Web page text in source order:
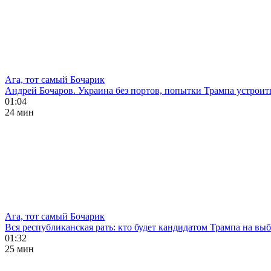
Ага, тот самый Бочарик
Андрей Бочаров. Украина без портов, попытки Трампа
01:04
24 мин
Ага, тот самый Бочарик
Вся республиканская рать: кто будет кандидатом Трампа на
01:32
25 мин